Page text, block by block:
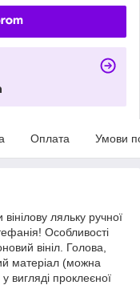
Оплата Умови
ляльку ручної
Особливості
вініл. Голова,
матеріал (можна
вигляді проклеєної